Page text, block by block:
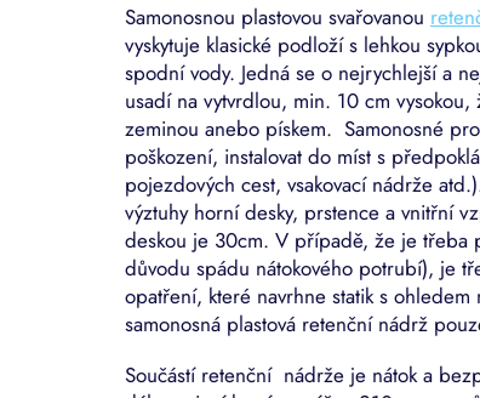
Samonosnou plastovou svařovanou
vyskytuje klasické podloží s lehkou
spodní vody. Jedná se o nejrychlejší a
usadí na vytvrdlou, min. 10 cm
zeminou anebo pískem. Samonosné
poškození, instalovat do míst s
pojezdových cest, vsakovací nádrže
výztuhy horní desky, prstence a vnitřní
deskou je 30cm. V případě, že je třeba
důvodu spádu nátokového potrubí), je
opatření, které navrhne statik s
samonosná plastová retenční nádrž
Součástí retenční nádrže je nátok a